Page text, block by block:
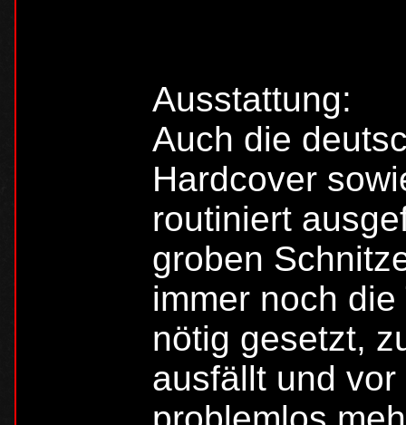
Ausstattung:
Auch die
Hardcover
routiniert
groben
immer noch
nötig gesetzt,
ausfällt und